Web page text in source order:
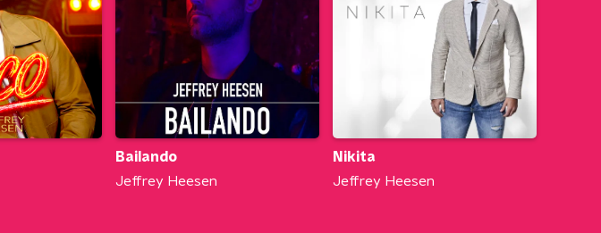
Bailando
Jeffrey Heesen
Nikita
Jeffrey Heesen